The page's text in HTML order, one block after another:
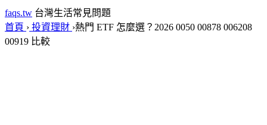
faqs.tw 台灣生活常見問題
首頁 › 投資理財 ›熱門 ETF 怎麼選？2026 0050 00878 006208
00919 比較